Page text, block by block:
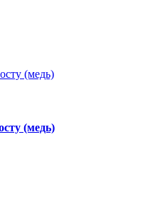
(медь)